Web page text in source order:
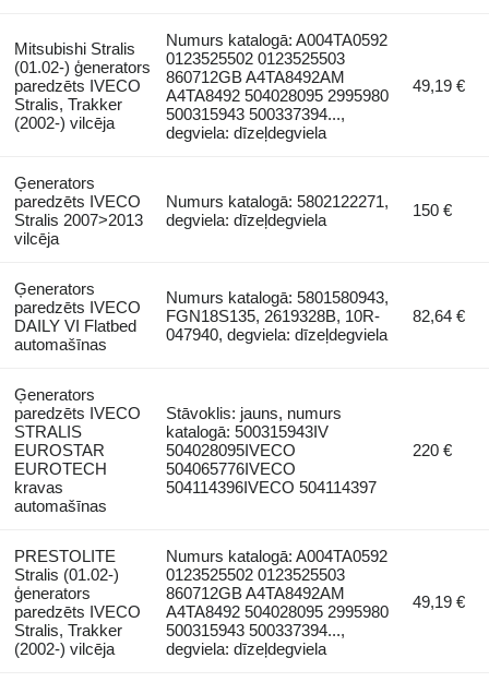
Mitsubishi Stralis
(01.02-) ģenerators
paredzēts IVECO
Stralis, Trakker
(2002-) vilcēja
Numurs katalogā: A004TA0592
0123525502 0123525503
860712GB A4TA8492AM
A4TA8492 504028095 2995980
500315943 500337394...,
degviela: dīzeļdegviela
49,19 €
Ģenerators
paredzēts IVECO
Stralis 2007>2013
vilcēja
Numurs katalogā: 5802122271,
degviela: dīzeļdegviela
150 €
Ģenerators
paredzēts IVECO
DAILY VI Flatbed
automašīnas
Numurs katalogā: 5801580943,
FGN18S135, 2619328B, 10R-
047940, degviela: dīzeļdegviela
82,64 €
Ģenerators
paredzēts IVECO
STRALIS
EUROSTAR
EUROTECH
kravas
automašīnas
Stāvoklis: jauns, numurs
katalogā: 500315943IV
504028095IVECO
504065776IVECO
504114396IVECO 504114397
220 €
PRESTOLITE
Stralis (01.02-)
ģenerators
paredzēts IVECO
Stralis, Trakker
(2002-) vilcēja
Numurs katalogā: A004TA0592
0123525502 0123525503
860712GB A4TA8492AM
A4TA8492 504028095 2995980
500315943 500337394...,
degviela: dīzeļdegviela
49,19 €